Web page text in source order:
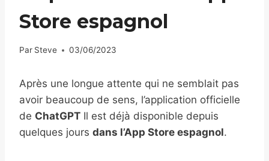
Store espagnol
Par Steve 03/06/2023
Après une longue attente qui ne semblait pas
avoir beaucoup de sens, l’application officielle
de ChatGPT Il est déjà disponible depuis
quelques jours dans l’App Store espagnol.